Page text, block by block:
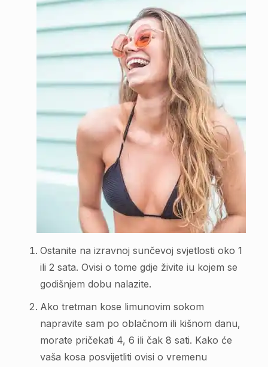
Ostanite na izravnoj sunčevoj svjetlosti oko 1
ili 2 sata. Ovisi o tome gdje živite iu kojem se
godišnjem dobu nalazite.
Ako tretman kose limunovim sokom
napravite sam po oblačnom ili kišnom danu,
morate pričekati 4, 6 ili čak 8 sati. Kako će
vaša kosa posvijetliti ovisi o vremenu